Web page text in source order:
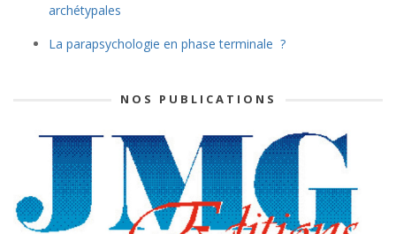
archétypales
La parapsychologie en phase terminale ?
NOS PUBLICATIONS